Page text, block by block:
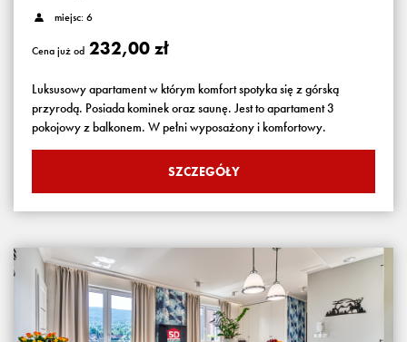
miejsc: 6
Cena już od 232,00 zł
Luksusowy apartament w którym komfort spotyka się z górską
przyrodą. Posiada kominek oraz saunę. Jest to apartament 3
pokojowy z balkonem. W pełni wyposażony i komfortowy.
SZCZEGÓŁY